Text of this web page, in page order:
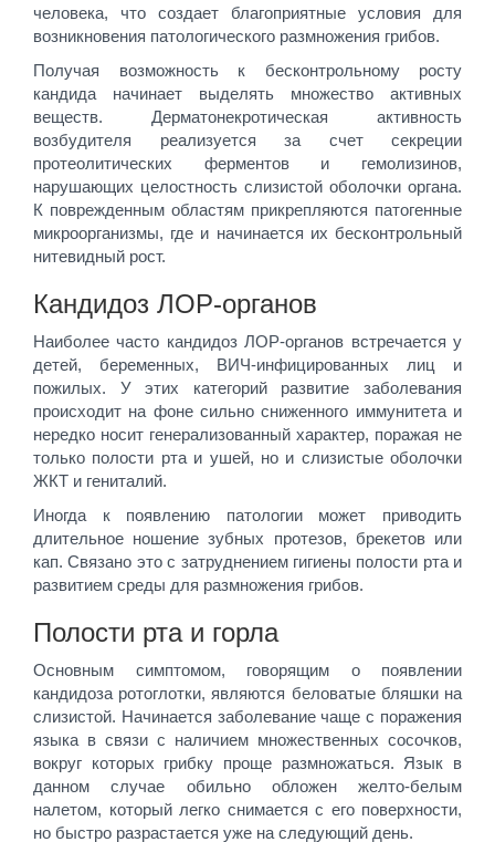
человека, что создает благоприятные условия для
возникновения патологического размножения грибов.
Получая возможность к бесконтрольному росту
кандида начинает выделять множество активных
веществ. Дерматонекротическая активность
возбудителя реализуется за счет секреции
протеолитических ферментов и гемолизинов,
нарушающих целостность слизистой оболочки органа.
К поврежденным областям прикрепляются патогенные
микроорганизмы, где и начинается их бесконтрольный
нитевидный рост.
Кандидоз ЛОР-органов
Наиболее часто кандидоз ЛОР-органов встречается у
детей, беременных, ВИЧ-инфицированных лиц и
пожилых. У этих категорий развитие заболевания
происходит на фоне сильно сниженного иммунитета и
нередко носит генерализованный характер, поражая не
только полости рта и ушей, но и слизистые оболочки
ЖКТ и гениталий.
Иногда к появлению патологии может приводить
длительное ношение зубных протезов, брекетов или
кап. Связано это с затруднением гигиены полости рта и
развитием среды для размножения грибов.
Полости рта и горла
Основным симптомом, говорящим о появлении
кандидоза ротоглотки, являются беловатые бляшки на
слизистой. Начинается заболевание чаще с поражения
языка в связи с наличием множественных сосочков,
вокруг которых грибку проще размножаться. Язык в
данном случае обильно обложен желто-белым
налетом, который легко снимается с его поверхности,
но быстро разрастается уже на следующий день.